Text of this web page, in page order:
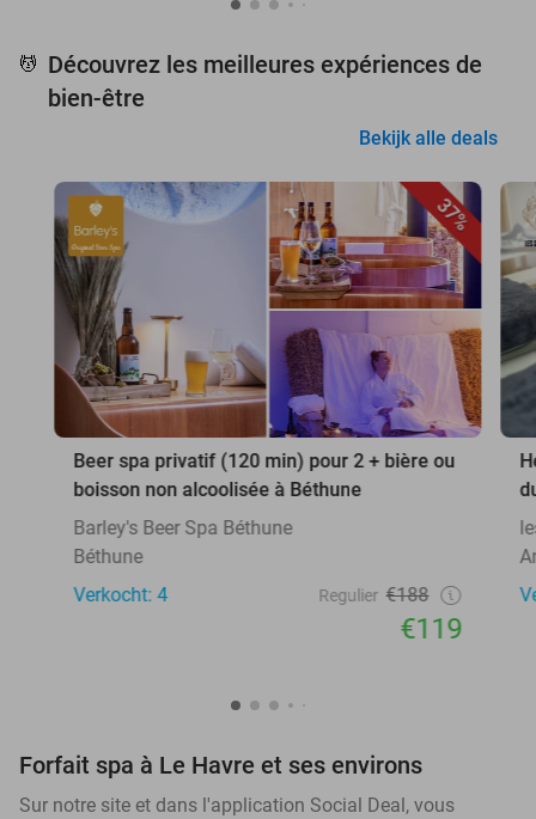
💆 Découvrez les meilleures expériences de
bien-être
Bekijk alle deals
37%
Beer spa privatif (120 min) pour 2 + bière ou
boisson non alcoolisée à Béthune
Barley's Beer Spa Béthune
Béthune
Verkocht: 4
Regulier €188
€119
Forfait spa à Le Havre et ses environs
Sur notre site et dans l'application Social Deal, vous